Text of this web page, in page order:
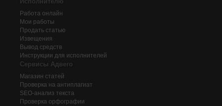
Работа онлайн
Мои работы
Продать статью
Извещения
Вывод средств
Инструкции для исполнителей
Сервисы Адвего
Магазин статей
Проверка на антиплагиат
SEO-анализ текста
Проверка орфографии